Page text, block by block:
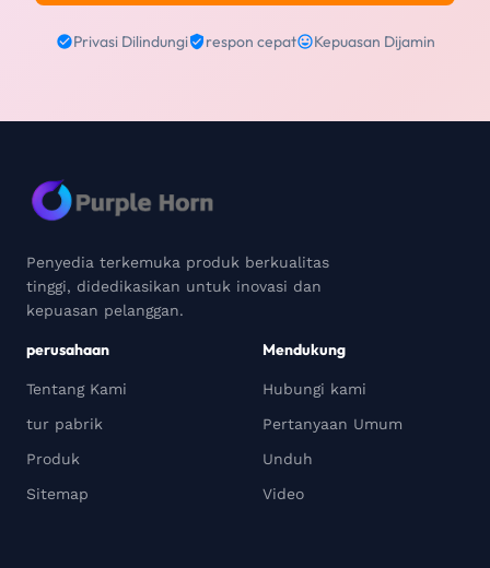
Privasi Dilindungi respon cepat Kepuasan Dijamin
Penyedia terkemuka produk berkualitas
tinggi, didedikasikan untuk inovasi dan
kepuasan pelanggan.
perusahaan
Tentang Kami
tur pabrik
Produk
Sitemap
Mendukung
Hubungi kami
Pertanyaan Umum
Unduh
Video